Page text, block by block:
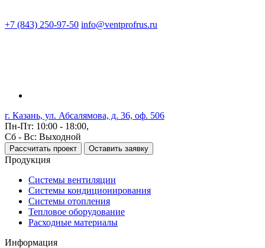
+7 (843) 250-97-50 info@ventprofrus.ru
г. Казань, ул. Абсалямова, д. 36, оф. 506
Пн-Пт: 10:00 - 18:00,
Сб - Вс: Выходной
Рассчитать проект Оставить заявку
Продукция
Системы вентиляции
Системы кондиционирования
Системы отопления
Тепловое оборудование
Расходные материалы
Информация